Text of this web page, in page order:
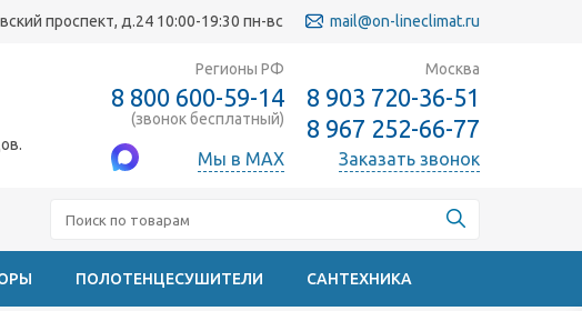
проспект, д.24 10:00-19:30 пн-вс mail@on-lineclimat.ru
Регионы РФ
8 800 600-59-14
(звонок бесплатный)
Мы в MAX
Москва
8 903 720-36-51
8 967 252-66-77
Заказать звонок
ПОЛОТЕНЦЕСУШИТЕЛИ САНТЕХНИКА